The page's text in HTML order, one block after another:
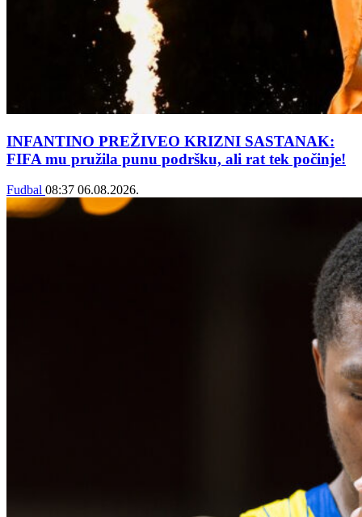
INFANTINO PREŽIVEO KRIZNI SASTANAK:
FIFA mu pružila punu podršku, ali rat tek počinje!
Fudbal 08:37 06.08.2026.